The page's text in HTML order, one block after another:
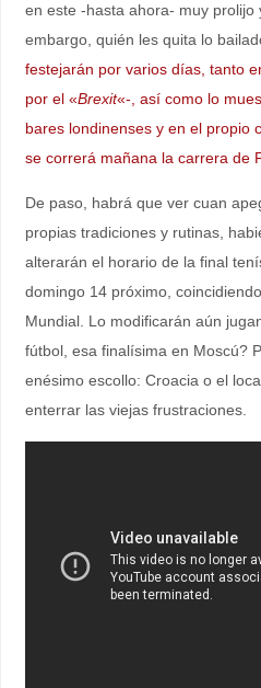
en este -hasta ahora- muy prolijo
embargo, quién les quita lo
festejarán por varios días, tanto
por el «Brexit«-, así como lo
bares londinenses y en el propio
se correrá mañana la carrera de
De paso, habrá que ver cuan
propias tradiciones y rutinas,
alterarán el horario de la final
domingo 14 próximo,
Mundial. Lo modificarán aún
fútbol, esa finalísima en Moscú?
enésimo escollo: Croacia o el
enterrar las viejas frustraciones.